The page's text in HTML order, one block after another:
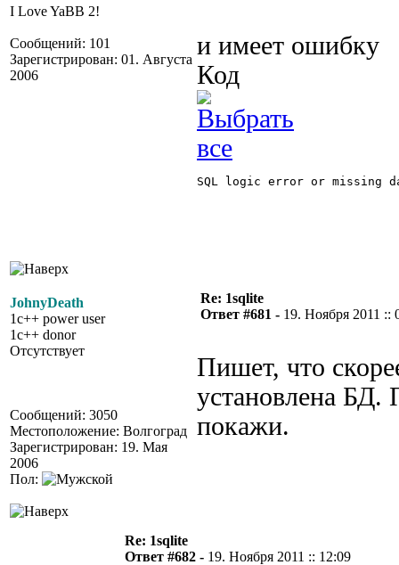
I Love YaBB 2!
Сообщений: 101
Зарегистрирован: 01. Августа
2006
и имеет ошибку
Код
SQL logic error or missing
JohnyDeath
1c++ power user
1c++ donor
Отсутствует
Сообщений: 3050
Местоположение: Волгоград
Зарегистрирован: 19. Мая
2006
Пол:
Re: 1sqlite
Ответ #681 - 19. Ноября 2011 ::
Пишет, что
установлена БД.
покажи.
Re: 1sqlite
Ответ #682 - 19. Ноября 2011 :: 12:09